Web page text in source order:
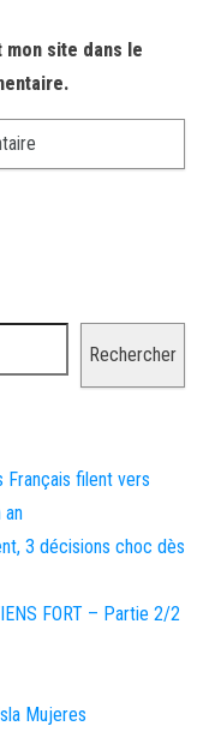
mon site dans le
Rechercher
Français filent vers
an
3 décisions choc dès
FORT – Partie 2/2
Mujeres